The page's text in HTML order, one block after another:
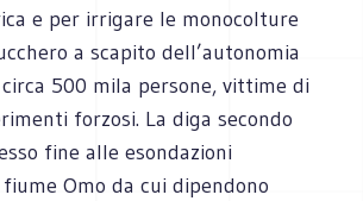
e per irrigare le monocolture
a scapito dell’autonomia
500 mila persone, vittime di
forzosi. La diga secondo
fine alle esondazioni
Omo da cui dipendono